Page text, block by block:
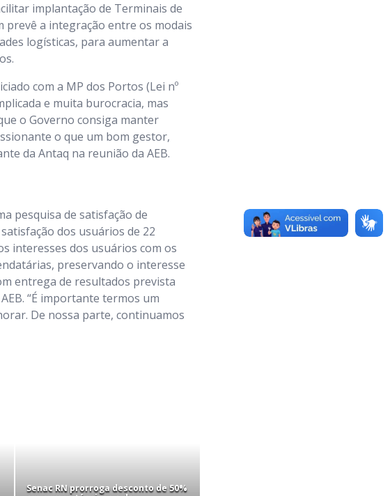
implantação de Terminais de
prevê a integração entre os modais
logísticas, para aumentar a
com a MP dos Portos (Lei nº
e muita burocracia, mas
o Governo consiga manter
o que um bom gestor,
da Antaq na reunião da AEB.
pesquisa de satisfação de
dos usuários de 22
interesses dos usuários com os
preservando o interesse
entrega de resultados prevista
“É importante termos um
De nossa parte, continuamos
Senac RN prorroga desconto de 50%